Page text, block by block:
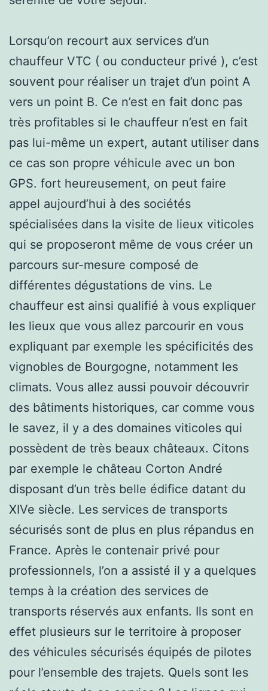
Lorsqu’on recourt aux services d’un
chauffeur VTC ( ou conducteur privé ), c’est
souvent pour réaliser un trajet d’un point A
vers un point B. Ce n’est en fait donc pas
très profitables si le chauffeur n’est en fait
pas lui-même un expert, autant utiliser dans
ce cas son propre véhicule avec un bon
GPS. fort heureusement, on peut faire
appel aujourd’hui à des sociétés
spécialisées dans la visite de lieux viticoles
qui se proposeront même de vous créer un
parcours sur-mesure composé de
différentes dégustations de vins. Le
chauffeur est ainsi qualifié à vous expliquer
les lieux que vous allez parcourir en vous
expliquant par exemple les spécificités des
vignobles de Bourgogne, notamment les
climats. Vous allez aussi pouvoir découvrir
des bâtiments historiques, car comme vous
le savez, il y a des domaines viticoles qui
possèdent de très beaux châteaux. Citons
par exemple le château Corton André
disposant d’un très belle édifice datant du
XIVe siècle. Les services de transports
sécurisés sont de plus en plus répandus en
France. Après le contenair privé pour
professionnels, l’on a assisté il y a quelques
temps à la création des services de
transports réservés aux enfants. Ils sont en
effet plusieurs sur le territoire à proposer
des véhicules sécurisés équipés de pilotes
pour l’ensemble des trajets. Quels sont les